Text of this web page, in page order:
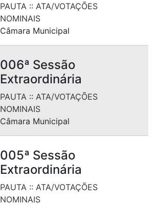
PAUTA :: ATA/VOTAÇÕES
NOMINAIS
Câmara Municipal
006ª Sessão
Extraordinária
PAUTA :: ATA/VOTAÇÕES
NOMINAIS
Câmara Municipal
005ª Sessão
Extraordinária
PAUTA :: ATA/VOTAÇÕES
NOMINAIS